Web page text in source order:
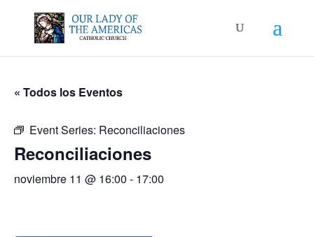
« Todos los Eventos
Event Series: Reconciliaciones
Reconciliaciones
noviembre 11 @ 16:00 - 17:00